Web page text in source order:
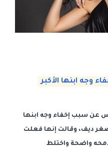
وجه ابنها الأكبر
عن سبب إخفاء وجه ابنها
ديف، وقالت إنها فعلت
واضحة واختلط